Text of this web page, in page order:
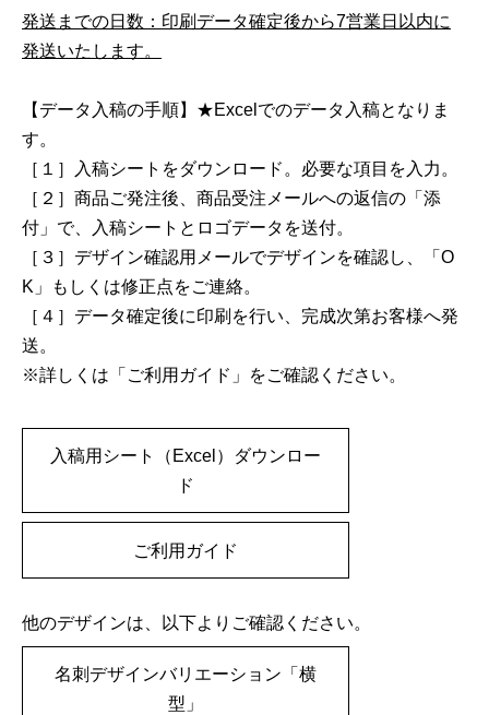
発送までの日数：印刷データ確定後から7営業日以内に
発送いたします。
【データ入稿の手順】★Excelでのデータ入稿となりま
す。
［１］入稿シートをダウンロード。必要な項目を入力。
［２］商品ご発注後、商品受注メールへの返信の「添
付」で、入稿シートとロゴデータを送付。
［３］デザイン確認用メールでデザインを確認し、「O
K」もしくは修正点をご連絡。
［４］データ確定後に印刷を行い、完成次第お客様へ発
送。
※詳しくは「ご利用ガイド」をご確認ください。
入稿用シート（Excel）ダウンロー
ド
ご利用ガイド
他のデザインは、以下よりご確認ください。
名刺デザインバリエーション「横
型」